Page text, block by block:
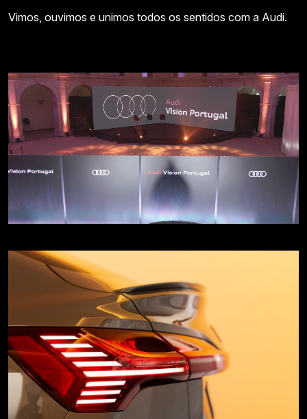
Vimos, ouvimos e unimos todos os sentidos com a Audi.